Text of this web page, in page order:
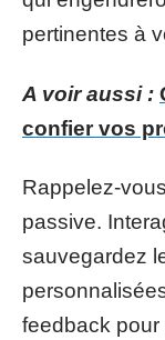
pertinentes à
A voir aussi :
confier vos
Rappelez-
passive.
sauvegardez
feedback